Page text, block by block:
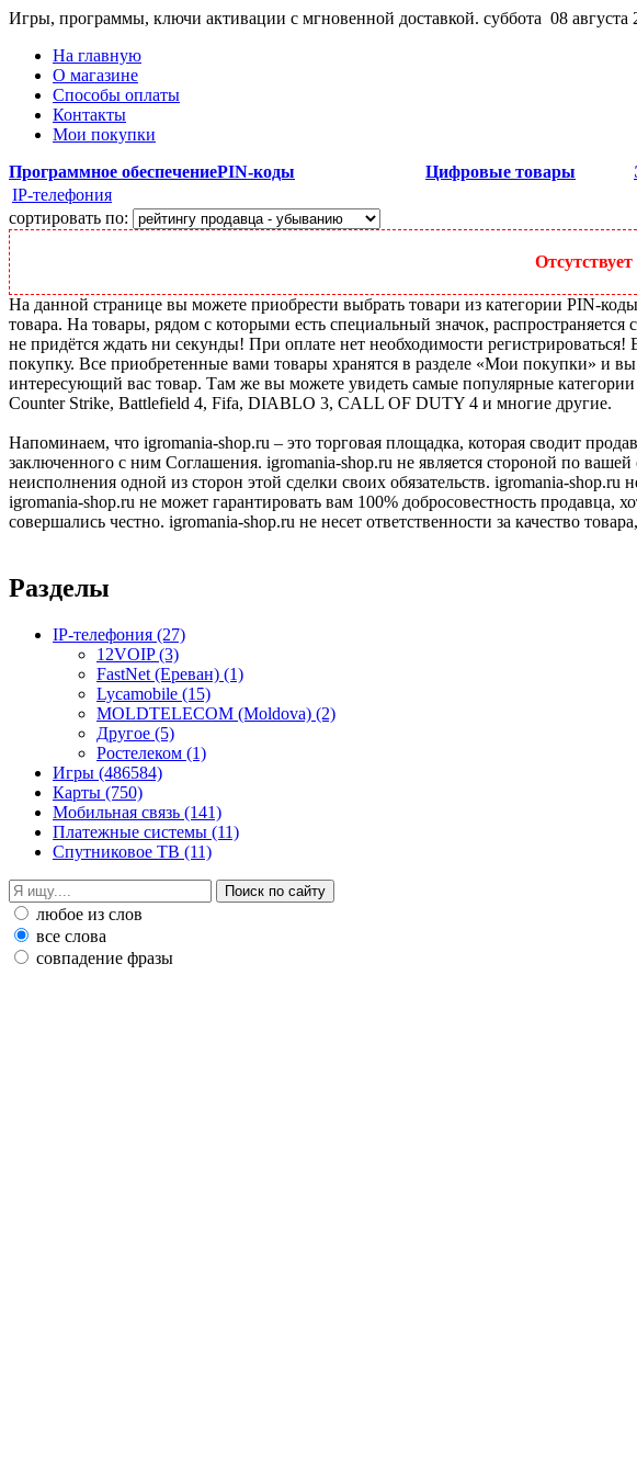
Игры, программы, ключи активации с мгновенной доставкой. суббота 08 августа
На главную
О магазине
Способы оплаты
Контакты
Мои покупки
Программное обеспечениеPIN-коды Цифровые товары
IP-телефония
сортировать по:
На данной странице вы можете приобрести выбрать товари из категории PIN-
товара. На товары, рядом с которыми есть специальный значок,
не придётся ждать ни секунды! При оплате нет необходимости
покупку. Все приобретенные вами товары хранятся в разделе «Мои покупки» и
интересующий вас товар. Там же вы можете увидеть самые популярные
Counter Strike, Battlefield 4, Fifa, DIABLO 3, CALL OF DUTY 4 и многие другие.
Напоминаем, что igromania-shop.ru – это торговая площадка, которая сводит
заключенного с ним Соглашения. igromania-shop.ru не является стороной по
неисполнения одной из сторон этой сделки своих обязательств. igromania-
igromania-shop.ru не может гарантировать вам 100% добросовестность
совершались честно. igromania-shop.ru не несет ответственности за качество
Разделы
IP-телефония (27)
12VOIP(3)
FastNet (Ереван) (1)
Lycamobile (15)
MOLDTELECOM (Moldova) (2)
Другое (5)
Ростелеком (1)
Игры (486584)
Карты (750)
Мобильная связь (141)
Платежные системы (11)
Спутниковое ТВ (11)
любое из слов
все слова
совпадение фразы